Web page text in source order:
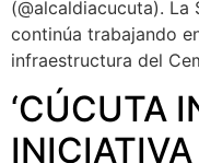
(@alcaldiacucuta). La
continúa trabajando
infraestructura del
‘CÚCUTA